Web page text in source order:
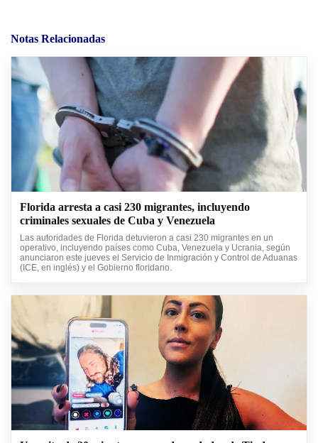
Notas Relacionadas
Florida arresta a casi 230 migrantes, incluyendo
criminales sexuales de Cuba y Venezuela
Las autoridades de Florida detuvieron a casi 230 migrantes en un
operativo, incluyendo países como Cuba, Venezuela y Ucrania, según
anunciaron este jueves el Servicio de Inmigración y Control de Aduanas
(ICE, en inglés) y el Gobierno floridano.